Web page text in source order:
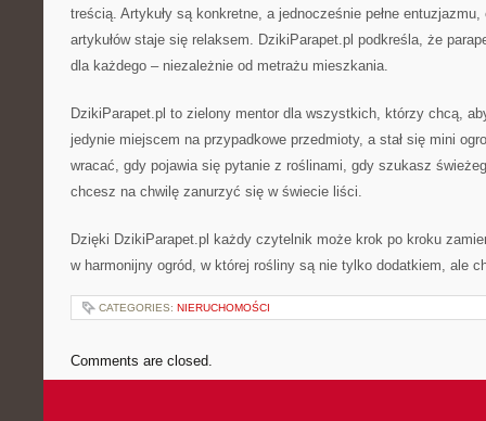
treścią. Artykuły są konkretne, a jednocześnie pełne entuzjazmu,
artykułów staje się relaksem. DzikiParapet.pl podkreśla, że
dla każdego – niezależnie od metrażu mieszkania.
DzikiParapet.pl to zielony mentor dla wszystkich, którzy chcą,
jedynie miejscem na przypadkowe przedmioty, a stał się mini
wracać, gdy pojawia się pytanie z roślinami, gdy szukasz
chcesz na chwilę zanurzyć się w świecie liści.
Dzięki DzikiParapet.pl każdy czytelnik może krok po kroku
w harmonijny ogród, w której rośliny są nie tylko dodatkiem, ale
CATEGORIES: NIERUCHOMOŚCI
Comments are closed.